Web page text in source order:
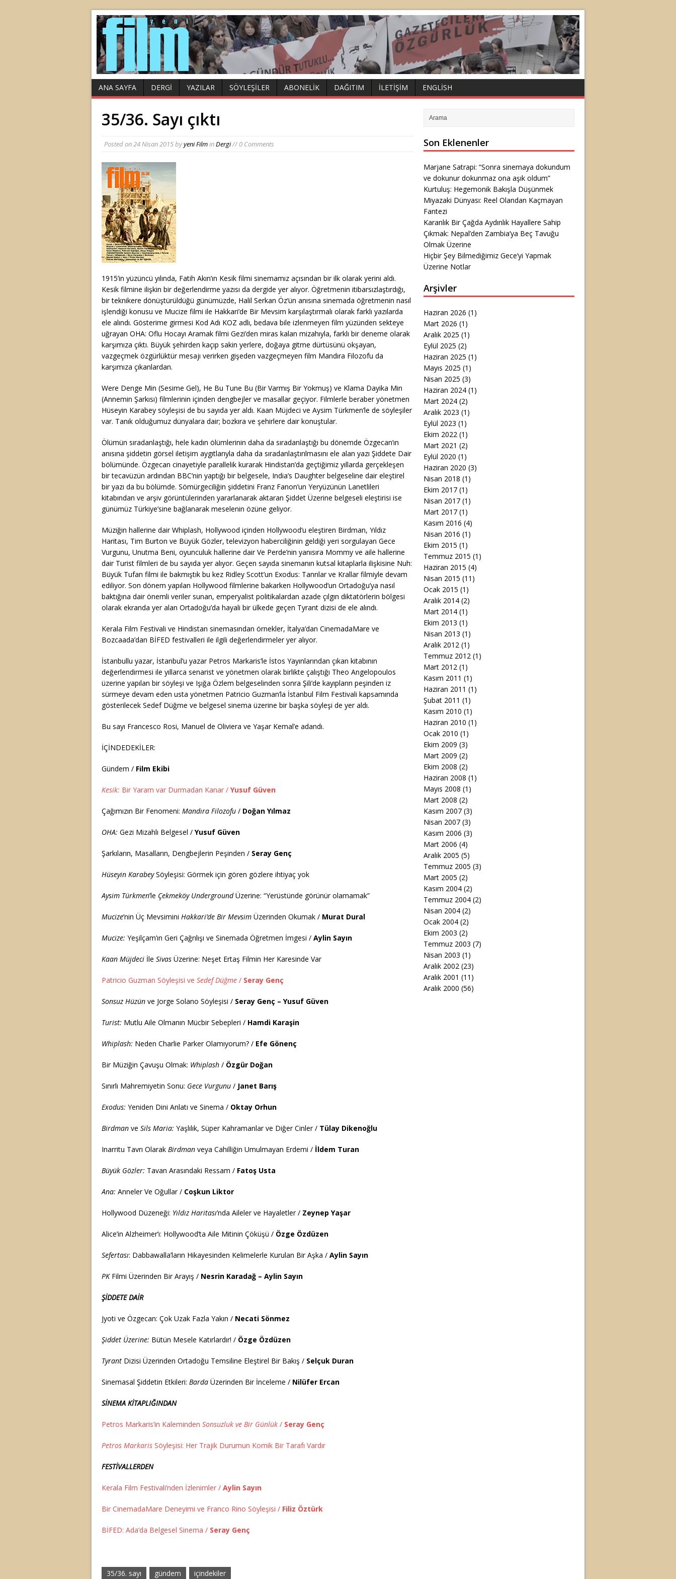
ANA SAYFA DERGI YAZILAR SÖYLEŞILER ABONELIK DAĞITIM İLETIŞIM ENGLISH
35/36. Sayı çıktı
Posted on24 Nisan 2015byyeni FilminDergi// 0 Comments
1915’in yüzüncü yılında, Fatih Akın’ın Kesik filmi sinemamız açısından bir ilk olarak yerini aldı.
Kesik filmine ilişkin bir değerlendirme yazısı da dergide yer alıyor. Öğretmenin itibarsızlaştırdığı,
bir teknikere dönüştürüldüğü günümüzde, Halil Serkan Öz’ün anısına sinemada öğretmenin nasıl
işlendiği konusu ve Mucize filmi ile Hakkari’de Bir Mevsim karşılaştırmalı olarak farklı yazılarda
ele alındı. Gösterime girmesi Kod Adı KOZ adlı, bedava bile izlenmeyen film yüzünden sekteye
uğrayan OHA: Oflu Hocayı Aramak filmi Gezi’den miras kalan mizahıyla, farklı bir deneme olarak
karşımıza çıktı. Büyük şehirden kaçıp sakin yerlere, doğaya gitme dürtüsünü okşayan,
vazgeçmek özgürlüktür mesajı verirken gişeden vazgeçmeyen film Mandıra Filozofu da
karşımıza çıkanlardan.
Were Denge Min (Sesime Gel), He Bu Tune Bu (Bir Varmış Bir Yokmuş) ve Klama Dayika Min
(Annemin Şarkısı) filmlerinin içinden dengbejler ve masallar geçiyor. Filmlerle beraber yönetmen
Hüseyin Karabey söyleşisi de bu sayıda yer aldı. Kaan Müjdeci ve Aysim Türkmen’le de söyleşiler
var. Tanık olduğumuz dünyalara dair; bozkıra ve şehirlere dair konuştular.
Ölümün sıradanlaştığı, hele kadın ölümlerinin daha da sıradanlaştığı bu dönemde Özgecan’ın
anısına şiddetin görsel iletişim aygıtlarıyla daha da sıradanlaştırılmasını ele alan yazı Şiddete Dair
bölümünde. Özgecan cinayetiyle parallelik kurarak Hindistan’da geçtiğimiz yıllarda gerçekleşen
bir tecavüzün ardından BBC’nin yaptığı bir belgesele, India’s Daughter belgeseline dair eleştirel
bir yazı da bu bölümde. Sömürgeciliğin şiddetini Franz Fanon’un Yeryüzünün Lanetlileri
kitabından ve arşiv görüntülerinden yararlanarak aktaran Şiddet Üzerine belgeseli eleştirisi ise
günümüz Türkiye’sine bağlanarak meselenin özüne geliyor.
Müziğin hallerine dair Whiplash, Hollywood içinden Hollywood’u eleştiren Birdman, Yıldız
Haritası, Tim Burton ve Büyük Gözler, televizyon haberciliğinin geldiği yeri sorgulayan Gece
Vurgunu, Unutma Beni, oyunculuk hallerine dair Ve Perde’nin yanısıra Mommy ve aile hallerine
dair Turist filmleri de bu sayıda yer alıyor. Geçen sayıda sinemanın kutsal kitaplarla ilişkisine Nuh:
Büyük Tufan filmi ile bakmıştık bu kez Ridley Scott’un Exodus: Tanrılar ve Krallar filmiyle devam
ediliyor. Son dönem yapılan Hollywood filmlerine bakarken Hollywood’un Ortadoğu’ya nasıl
baktığına dair önemli veriler sunan, emperyalist politikalardan azade çılgın diktatörlerin bölgesi
olarak ekranda yer alan Ortadoğu’da hayali bir ülkede geçen Tyrant dizisi de ele alındı.
Kerala Film Festivali ve Hindistan sinemasından örnekler, İtalya’dan CinemadaMare ve
Bozcaada’dan BİFED festivalleri ile ilgili değerlendirmeler yer alıyor.
İstanbullu yazar, İstanbul’u yazar Petros Markaris’le İstos Yayınlarından çıkan kitabının
değerlendirmesi ile yıllarca senarist ve yönetmen olarak birlikte çalıştığı Theo Angelopoulos
üzerine yapılan bir söyleşi ve Işığa Özlem belgeselinden sonra Şili’de kayıpların peşinden iz
sürmeye devam eden usta yönetmen Patricio Guzman’la İstanbul Film Festivali kapsamında
gösterilecek Sedef Düğme ve belgesel sinema üzerine bir başka söyleşi de yer aldı.
Bu sayı Francesco Rosi, Manuel de Oliviera ve Yaşar Kemal’e adandı.
İÇİNDEDEKİLER:
Gündem / Film Ekibi
Kesik: Bir Yaram var Durmadan Kanar / Yusuf Güven
Çağımızın Bir Fenomeni: Mandıra Filozofu / Doğan Yılmaz
OHA: Gezi Mizahlı Belgesel / Yusuf Güven
Şarkıların, Masalların, Dengbejlerin Peşinden / Seray Genç
Hüseyin KarabeySöyleşisi: Görmek için gören gözlere ihtiyaç yok
Aysim Türkmen’le Çekmeköy UndergroundÜzerine: “Yerüstünde görünür olamamak”
Mucize’nin Üç Mevsimini Hakkari’de Bir Mevsim Üzerinden Okumak / Murat Dural
Mucize: Yeşilçam’ın Geri Çağrılışı ve Sinemada Öğretmen İmgesi / Aylin Sayın
Kaan Müjdeci İle Sivas Üzerine: Neşet Ertaş Filmin Her Karesinde Var
Patricio Guzman Söyleşisi ve Sedef Düğme / Seray Genç
Sonsuz Hüzün ve Jorge Solano Söyleşisi / Seray Genç – Yusuf Güven
Turist: Mutlu Aile Olmanın Mücbir Sebepleri / Hamdi Karaşin
Whiplash: Neden Charlie Parker Olamıyorum? / Efe Gönenç
Bir Müziğin Çavuşu Olmak: Whiplash / Özgür Doğan
Sınırlı Mahremiyetin Sonu: Gece Vurgunu / Janet Barış
Exodus: Yeniden Dini Anlatı ve Sinema / Oktay Orhun
Birdman ve Sils Maria: Yaşlılık, Süper Kahramanlar ve Diğer Cinler / Tülay Dikenoğlu
Inarritu Tavrı Olarak Birdman veya Cahilliğin Umulmayan Erdemi / İldem Turan
Büyük Gözler: Tavan Arasındaki Ressam / Fatoş Usta
Ana: Anneler Ve Oğullar / Coşkun Liktor
Hollywood Düzeneği: Yıldız Haritası’nda Aileler ve Hayaletler / Zeynep Yaşar
Alice’in Alzheimer’ı: Hollywood’ta Aile Mitinin Çöküşü / Özge Özdüzen
Sefertası: Dabbawalla’ların Hikayesinden Kelimelerle Kurulan Bir Aşka / Aylin Sayın
PK Filmi Üzerinden Bir Arayış / Nesrin Karadağ – Aylin Sayın
ŞİDDETE DAİR
Jyoti ve Özgecan: Çok Uzak Fazla Yakın / Necati Sönmez
Şiddet Üzerine: Bütün Mesele Katırlardır! / Özge Özdüzen
Tyrant Dizisi Üzerinden Ortadoğu Temsiline Eleştirel Bir Bakış / Selçuk Duran
Sinemasal Şiddetin Etkileri: Barda Üzerinden Bir İnceleme / Nilüfer Ercan
SİNEMA KİTAPLIĞINDAN
Petros Markaris’in Kaleminden Sonsuzluk ve Bir Günlük / Seray Genç
Petros Markaris Söyleşisi: Her Trajik Durumun Komik Bir Tarafı Vardır
FESTİVALLERDEN
Kerala Film Festivali’nden İzlenimler / Aylin Sayın
Bir CinemadaMare Deneyimi ve Franco Rino Söyleşisi / Filiz Öztürk
BİFED: Ada’da Belgesel Sinema / Seray Genç
35/36. sayı gündem içindekiler
Son Eklenenler
Marjane Satrapi: “Sonra sinemaya dokundum
ve dokunur dokunmaz ona aşık oldum”
Kurtuluş: Hegemonik Bakışla Düşünmek
Miyazaki Dünyası: Reel Olandan Kaçmayan
Fantezi
Karanlık Bir Çağda Aydınlık Hayallere Sahip
Çıkmak: Nepal’den Zambia’ya Beç Tavuğu
Olmak Üzerine
Hiçbir Şey Bilmediğimiz Gece’yi Yapmak
Üzerine Notlar
Arşivler
Haziran 2026 (1)
Mart 2026 (1)
Aralık 2025 (1)
Eylül 2025 (2)
Haziran 2025 (1)
Mayıs 2025 (1)
Nisan 2025 (3)
Haziran 2024 (1)
Mart 2024 (2)
Aralık 2023 (1)
Eylül 2023 (1)
Ekim 2022 (1)
Mart 2021 (2)
Eylül 2020 (1)
Haziran 2020 (3)
Nisan 2018 (1)
Ekim 2017 (1)
Nisan 2017 (1)
Mart 2017 (1)
Kasım 2016 (4)
Nisan 2016 (1)
Ekim 2015 (1)
Temmuz 2015 (1)
Haziran 2015 (4)
Nisan 2015 (11)
Ocak 2015 (1)
Aralık 2014 (2)
Mart 2014 (1)
Ekim 2013 (1)
Nisan 2013 (1)
Aralık 2012 (1)
Temmuz 2012 (1)
Mart 2012 (1)
Kasım 2011 (1)
Haziran 2011 (1)
Şubat 2011 (1)
Kasım 2010 (1)
Haziran 2010 (1)
Ocak 2010 (1)
Ekim 2009 (3)
Mart 2009 (2)
Ekim 2008 (2)
Haziran 2008 (1)
Mayıs 2008 (1)
Mart 2008 (2)
Kasım 2007 (3)
Nisan 2007 (3)
Kasım 2006 (3)
Mart 2006 (4)
Aralık 2005 (5)
Temmuz 2005 (3)
Mart 2005 (2)
Kasım 2004 (2)
Temmuz 2004 (2)
Nisan 2004 (2)
Ocak 2004 (2)
Ekim 2003 (2)
Temmuz 2003 (7)
Nisan 2003 (1)
Aralık 2002 (23)
Aralık 2001 (11)
Aralık 2000 (56)